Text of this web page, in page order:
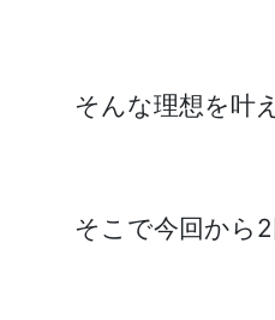
そんな理想を叶
そこで今回から